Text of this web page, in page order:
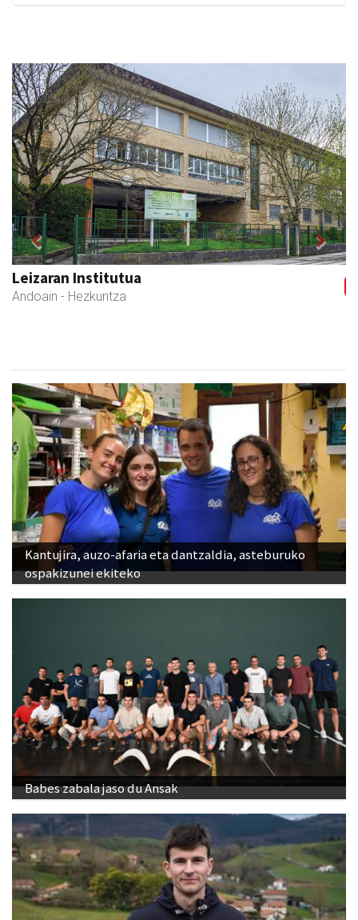
Leizaran Institutua
Andoain - Hezkuntza
Previous Next
Kantujira, auzo-afaria eta dantzaldia, asteburuko
ospakizunei ekiteko
Babes zabala jaso du Ansak